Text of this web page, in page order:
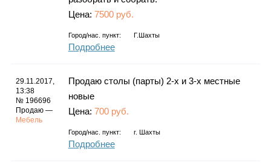
Цена: 7500 руб.
Город/нас. пункт: Г.Шахты
Подробнее
29.11.2017,
13:38
№ 196696
Продаю —
Мебель
Продаю столы (парты) 2-х и 3-х местные
новые
Цена: 700 руб.
Город/нас. пункт: г. Шахты
Подробнее